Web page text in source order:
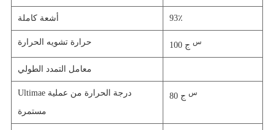
أشعة كاملة 93٪
حرارة تشويه الحرارة 100 س ج
معامل التمدد الطولي
Ultimae درجة الحرارة من عملية
مستمرة
80 س ج